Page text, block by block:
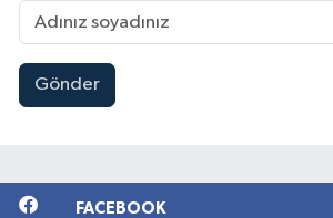
Gönder
FACEBOOK